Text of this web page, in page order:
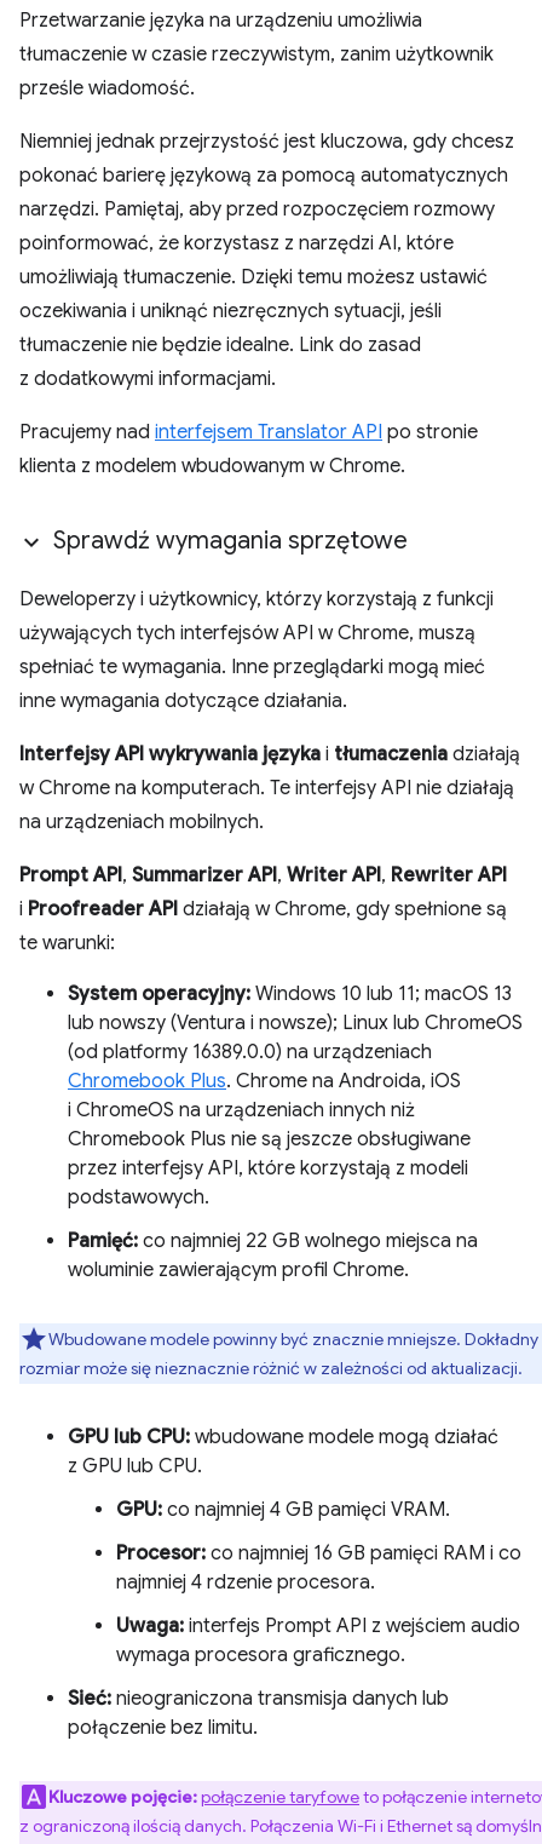
Przetwarzanie języka na urządzeniu umożliwia
tłumaczenie w czasie rzeczywistym, zanim użytkownik
prześle wiadomość.
Niemniej jednak przejrzystość jest kluczowa, gdy chcesz
pokonać barierę językową za pomocą automatycznych
narzędzi. Pamiętaj, aby przed rozpoczęciem rozmowy
poinformować, że korzystasz z narzędzi AI, które
umożliwiają tłumaczenie. Dzięki temu możesz ustawić
oczekiwania i uniknąć niezręcznych sytuacji, jeśli
tłumaczenie nie będzie idealne. Link do zasad
z dodatkowymi informacjami.
Pracujemy nad interfejsem Translator API po stronie
klienta z modelem wbudowanym w Chrome.
Sprawdź wymagania sprzętowe
Deweloperzy i użytkownicy, którzy korzystają z funkcji
używających tych interfejsów API w Chrome, muszą
spełniać te wymagania. Inne przeglądarki mogą mieć
inne wymagania dotyczące działania.
Interfejsy API wykrywania języka i tłumaczenia działają
w Chrome na komputerach. Te interfejsy API nie działają
na urządzeniach mobilnych.
Prompt API, Summarizer API, Writer API, Rewriter API
i Proofreader API działają w Chrome, gdy spełnione są
te warunki:
System operacyjny: Windows 10 lub 11; macOS 13
lub nowszy (Ventura i nowsze); Linux lub ChromeOS
(od platformy 16389.0.0) na urządzeniach
Chromebook Plus. Chrome na Androida, iOS
i ChromeOS na urządzeniach innych niż
Chromebook Plus nie są jeszcze obsługiwane
przez interfejsy API, które korzystają z modeli
podstawowych.
Pamięć: co najmniej 22 GB wolnego miejsca na
woluminie zawierającym profil Chrome.
Wbudowane modele powinny być znacznie mniejsze. Dokładny
rozmiar może się nieznacznie różnić w zależności od aktualizacji.
GPU lub CPU: wbudowane modele mogą działać
z GPU lub CPU.
GPU: co najmniej 4 GB pamięci VRAM.
Procesor: co najmniej 16 GB pamięci RAM i co
najmniej 4 rdzenie procesora.
Uwaga: interfejs Prompt API z wejściem audio
wymaga procesora graficznego.
Sieć: nieograniczona transmisja danych lub
połączenie bez limitu.
Kluczowe pojęcie:połączenie taryfoweto połączenie
z ograniczoną ilością danych. Połączenia Wi-Fi i Ethernet są